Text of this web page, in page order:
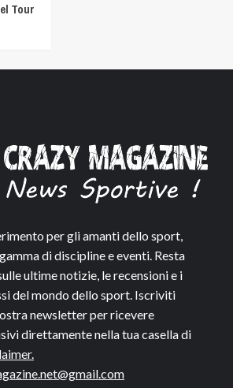
Tour
per gli amanti dello sport,
di discipline e eventi. Resta
ultime notizie, le recensioni e i
del mondo dello sport. Iscriviti
newsletter per ricevere
direttamente nella tua casella di